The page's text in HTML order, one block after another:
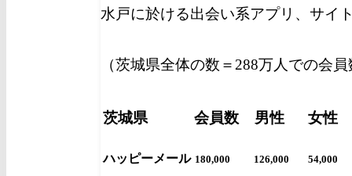
水戸に於ける出会い系アプリ、サイ
（茨城県全体の数＝288万人での会
茨城県 会員数 男性 女性
ハッピーメール 180,000 126,000 54,000